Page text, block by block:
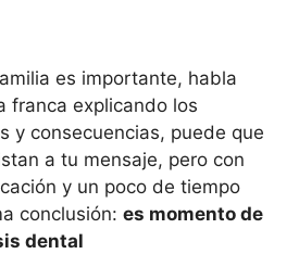
es importante, habla
franca explicando los
y consecuencias, puede que
a tu mensaje, pero con
y un poco de tiempo
conclusión: es momento de
dental